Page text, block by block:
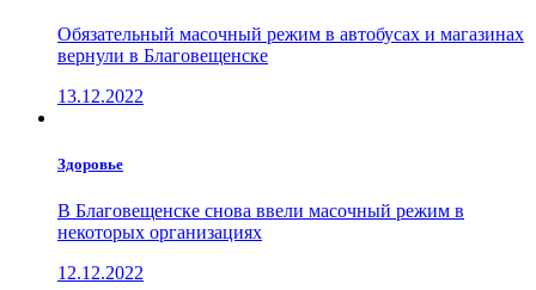
Обязательный масочный режим в автобусах и магазинах
вернули в Благовещенске
13.12.2022
Здоровье
В Благовещенске снова ввели масочный режим в
некоторых организациях
12.12.2022